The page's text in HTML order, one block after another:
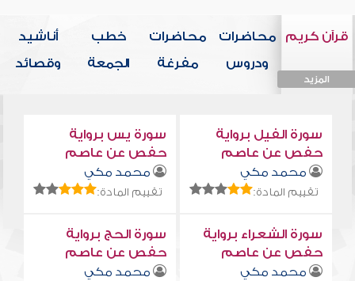
قرآن كريم
المزيد
محاضرات
ودروس
محاضرات
مفرغة
خطب
الجمعة
أناشيد
وقصائد
سورة الفيل برواية
حفص عن عاصم
محمد مكي
تقييم المادة:
سورة يس برواية
حفص عن عاصم
محمد مكي
تقييم المادة:
سورة الشعراء برواية
حفص عن عاصم
محمد مكي
سورة الحج برواية
حفص عن عاصم
محمد مكي